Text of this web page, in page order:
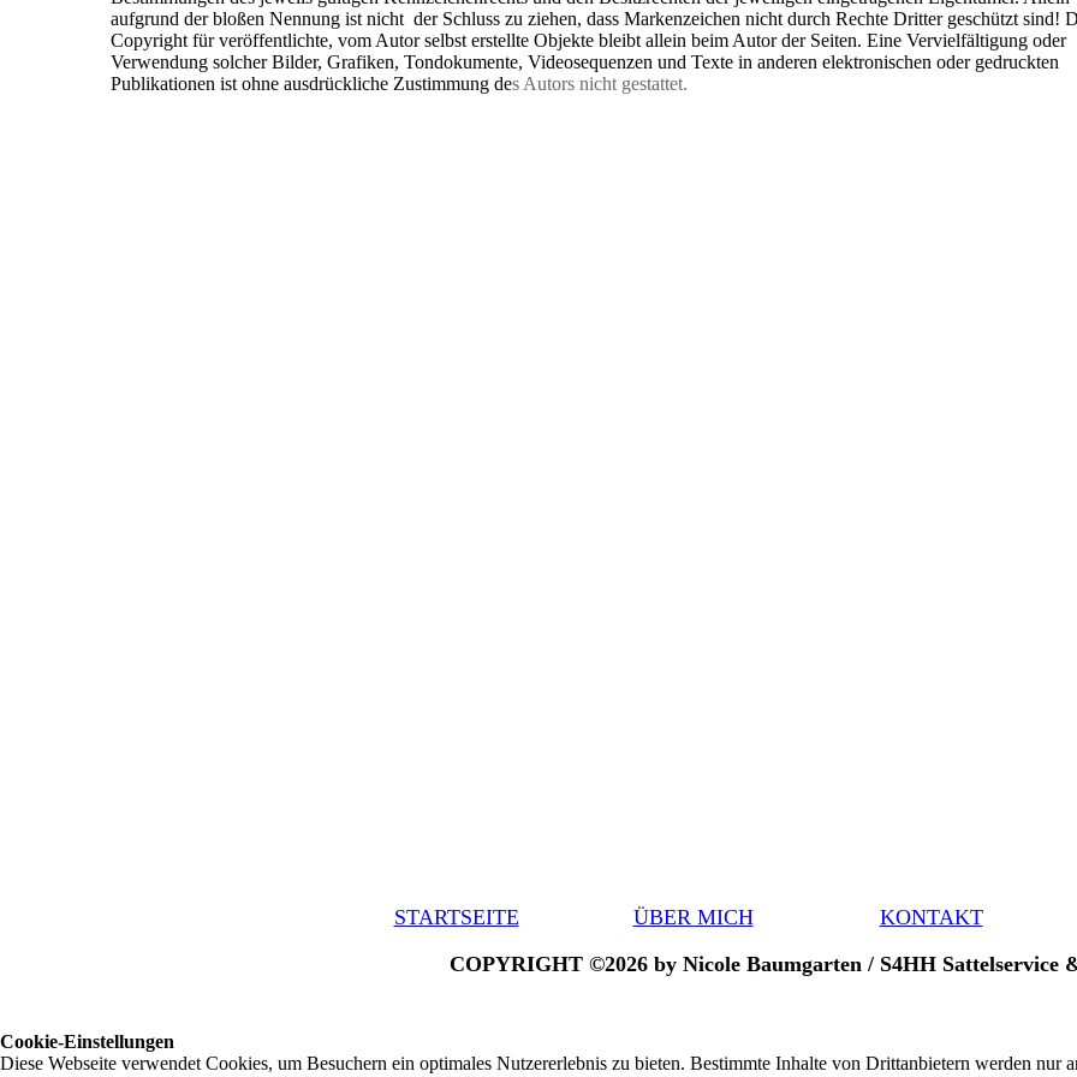
aufgrund der bloßen Nennung ist nicht der Schluss zu ziehen, dass Markenzeichen nicht durch Rechte Dritter geschützt sind!
Copyright für veröffentlichte, vom Autor selbst erstellte Objekte bleibt allein beim Autor der Seiten. Eine Vervielfältigung oder
Verwendung solcher Bilder, Grafiken, Tondokumente, Videosequenzen und Texte in anderen elektronischen oder gedruckten
Publikationen ist ohne ausdrückliche Zustimmung des Autors nicht gestattet.
STARTSEITE ÜBER MICH
KONTAKT
COPYRIGHT ©2026 by Nicole Baumgarten / S4HH Sattelservice
Cookie-Einstellungen
Diese Webseite verwendet Cookies, um Besuchern ein optimales Nutzererlebnis zu bieten. Bestimmte Inhalte von Drittanbietern werden nur